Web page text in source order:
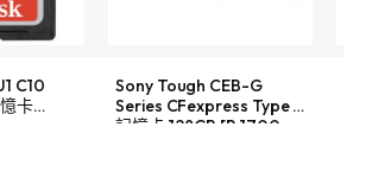
C10
卡
Sony Tough CEB-G
Series CFexpress Type B
記憶卡 128GB [R:1700